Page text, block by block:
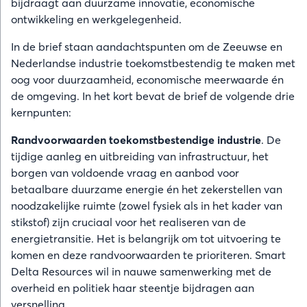
bijdraagt aan duurzame innovatie, economische
ontwikkeling en werkgelegenheid.
In de brief staan aandachtspunten om de Zeeuwse en
Nederlandse industrie toekomstbestendig te maken met
oog voor duurzaamheid, economische meerwaarde én
de omgeving. In het kort bevat de brief de volgende drie
kernpunten:
Randvoorwaarden toekomstbestendige industrie. De
tijdige aanleg en uitbreiding van infrastructuur, het
borgen van voldoende vraag en aanbod voor
betaalbare duurzame energie én het zekerstellen van
noodzakelijke ruimte (zowel fysiek als in het kader van
stikstof) zijn cruciaal voor het realiseren van de
energietransitie. Het is belangrijk om tot uitvoering te
komen en deze randvoorwaarden te prioriteren. Smart
Delta Resources wil in nauwe samenwerking met de
overheid en politiek haar steentje bijdragen aan
versnelling.